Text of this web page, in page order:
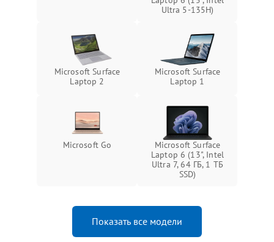
Ultra 5-135H)
Microsoft Surface
Laptop 2
Microsoft Surface
Laptop 1
Microsoft Go
Microsoft Surface
Laptop 6 (13", Intel
Ultra 7, 64 ГБ, 1 ТБ
SSD)
Показать все модели